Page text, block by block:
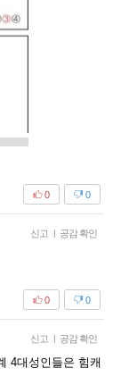
0
0
신고 공감 확인
0
0
신고 공감 확인
4대성인들은 힘캐